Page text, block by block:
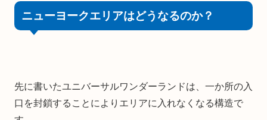
ニューヨークエリアはどうなるのか？
先に書いたユニバーサルワンダーランドは、一か所の入
口を封鎖することによりエリアに入れなくなる構造で